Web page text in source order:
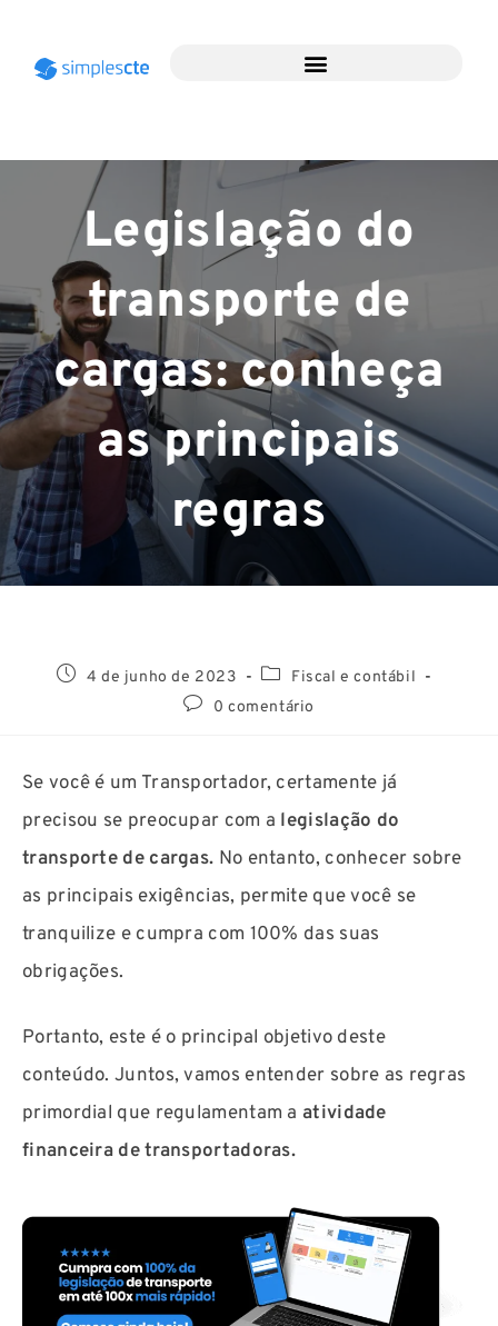
Legislação do
transporte de
cargas: conheça
as principais
regras
4 de junho de 2023
Fiscal e contábil
0 comentário
Se você é um Transportador, certamente já
precisou se preocupar com a legislação do
transporte de cargas. No entanto, conhecer sobre
as principais exigências, permite que você se
tranquilize e cumpra com 100% das suas
obrigações.
Portanto, este é o principal objetivo deste
conteúdo. Juntos, vamos entender sobre as regras
primordial que regulamentam a atividade
financeira de transportadoras.